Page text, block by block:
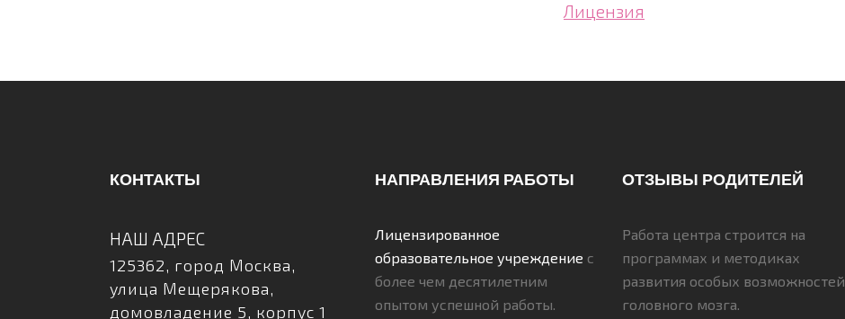
Лицензия
КОНТАКТЫ
НАШ АДРЕС
125362, город Москва,
улица Мещерякова,
домовладение 5, корпус 1
НАПРАВЛЕНИЯ РАБОТЫ
Лицензированное
образовательное учреждение с
более чем десятилетним
опытом успешной работы.
ОТЗЫВЫ РОДИТЕЛЕЙ
Работа центра строится на
программах и методиках
развития особых возможностей
головного мозга.